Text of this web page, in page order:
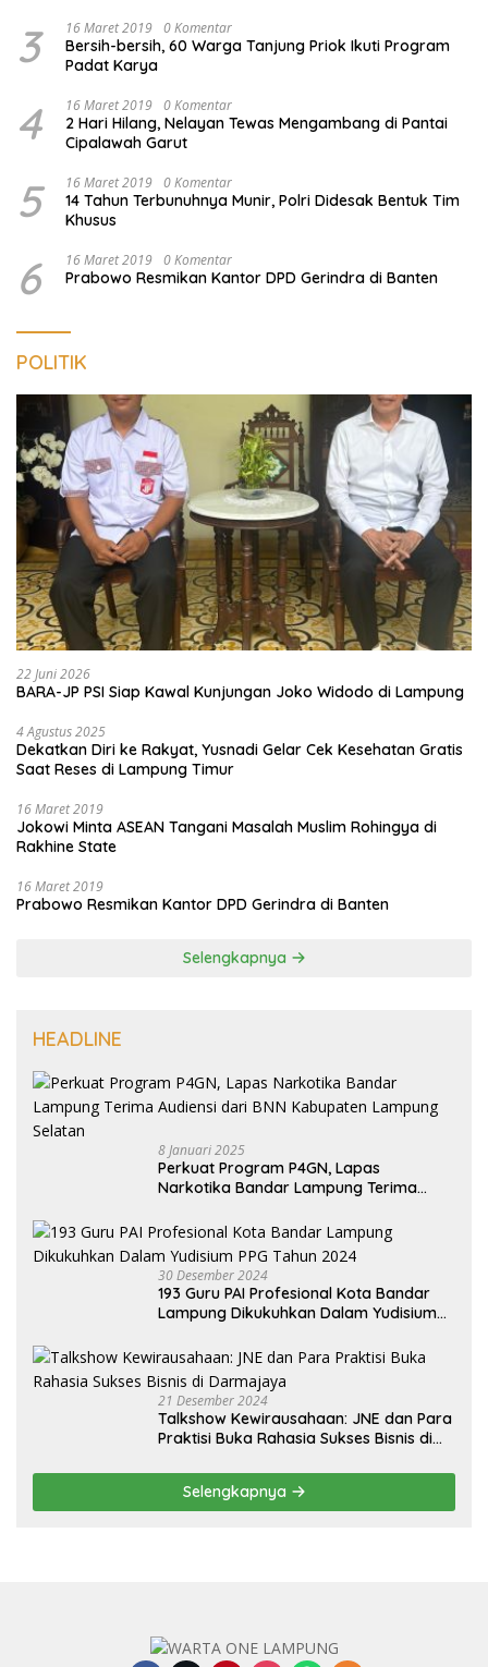
3 16 Maret 2019 0 Komentar
Bersih-bersih, 60 Warga Tanjung Priok Ikuti Program
Padat Karya
4 16 Maret 2019 0 Komentar
2 Hari Hilang, Nelayan Tewas Mengambang di Pantai
Cipalawah Garut
5 16 Maret 2019 0 Komentar
14 Tahun Terbunuhnya Munir, Polri Didesak Bentuk Tim
Khusus
6 16 Maret 2019 0 Komentar
Prabowo Resmikan Kantor DPD Gerindra di Banten
POLITIK
22 Juni 2026
BARA-JP PSI Siap Kawal Kunjungan Joko Widodo di Lampung
4 Agustus 2025
Dekatkan Diri ke Rakyat, Yusnadi Gelar Cek Kesehatan Gratis
Saat Reses di Lampung Timur
16 Maret 2019
Jokowi Minta ASEAN Tangani Masalah Muslim Rohingya di
Rakhine State
16 Maret 2019
Prabowo Resmikan Kantor DPD Gerindra di Banten
Selengkapnya
HEADLINE
8 Januari 2025
Perkuat Program P4GN, Lapas
Narkotika Bandar Lampung Terima
Selatan
30 Desember 2024
193 Guru PAI Profesional Kota Bandar
Lampung Dikukuhkan Dalam Yudisium
21 Desember 2024
Talkshow Kewirausahaan: JNE dan Para
Praktisi Buka Rahasia Sukses Bisnis di
Selengkapnya